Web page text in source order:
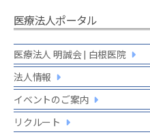
医療法人ポータル
医療法人 明誠会 | 白根医院
法人情報
イベントのご案内
リクルート